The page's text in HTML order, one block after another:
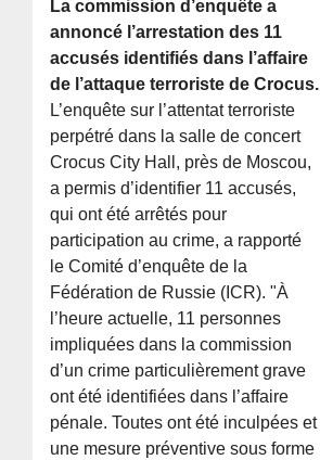
La commission d’enquête a
annoncé l’arrestation des 11
accusés identifiés dans l’affaire
de l’attaque terroriste de Crocus.
L’enquête sur l’attentat terroriste
perpétré dans la salle de concert
Crocus City Hall, près de Moscou,
a permis d’identifier 11 accusés,
qui ont été arrêtés pour
participation au crime, a rapporté
le Comité d’enquête de la
Fédération de Russie (ICR). "À
l’heure actuelle, 11 personnes
impliquées dans la commission
d’un crime particulièrement grave
ont été identifiées dans l’affaire
pénale. Toutes ont été inculpées et
une mesure préventive sous forme